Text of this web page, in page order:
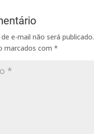
e-mail não será publicado.
marcados com *